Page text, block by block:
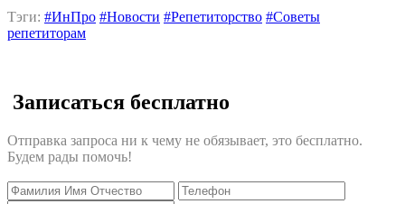
Тэги: #ИнПро #Новости #Репетиторство #Советы
репетиторам
Записаться бесплатно
Отправка запроса ни к чему не обязывает, это бесплатно.
Будем рады помочь!